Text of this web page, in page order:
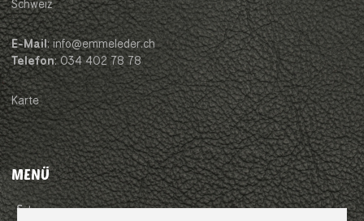
Schweiz
E-Mail: info@emmeleder.ch
Telefon: 034 402 78 78
Karte
MENÜ
Impressum